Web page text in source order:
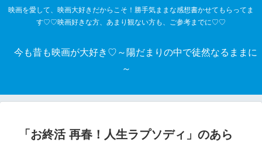
映画を愛して、映画大好きだからこそ！勝手気ままな感想書かせてもらってま
す♡♡映画好きな方、あまり観ない方も、ご参考までに♡♡
今も昔も映画が大好き♡～陽だまりの中で徒然なるままに
～
「お終活 再春！人生ラプソディ」のあら